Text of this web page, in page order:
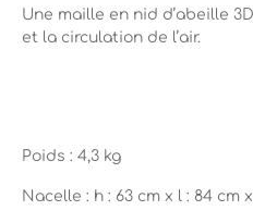
Une maille en nid d’abeille
et la circulation de l’air.
Poids : 4,3 kg
Nacelle : h : 63 cm x l : 84 cm